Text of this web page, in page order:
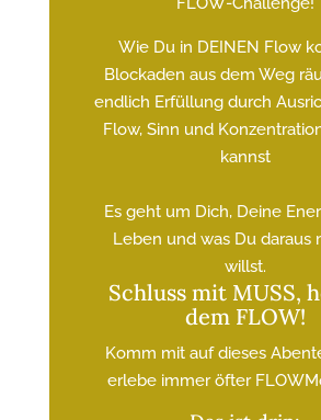
Wie Du in DEINEN Flow
Blockaden aus dem Weg
endlich Erfüllung durch
Flow, Sinn und
kannst
Es geht um Dich, Deine
Leben und was Du daraus
willst.
Schluss mit MUSS,
dem FLOW!
Komm mit auf dieses
erlebe immer öfter